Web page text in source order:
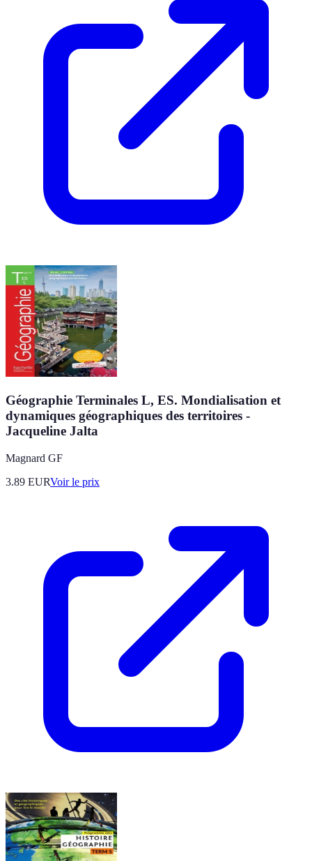
Géographie Terminales L, ES. Mondialisation et
dynamiques géographiques des territoires -
Jacqueline Jalta
Magnard GF
3.89 EURVoir le prix